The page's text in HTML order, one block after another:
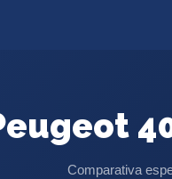
Comparativa